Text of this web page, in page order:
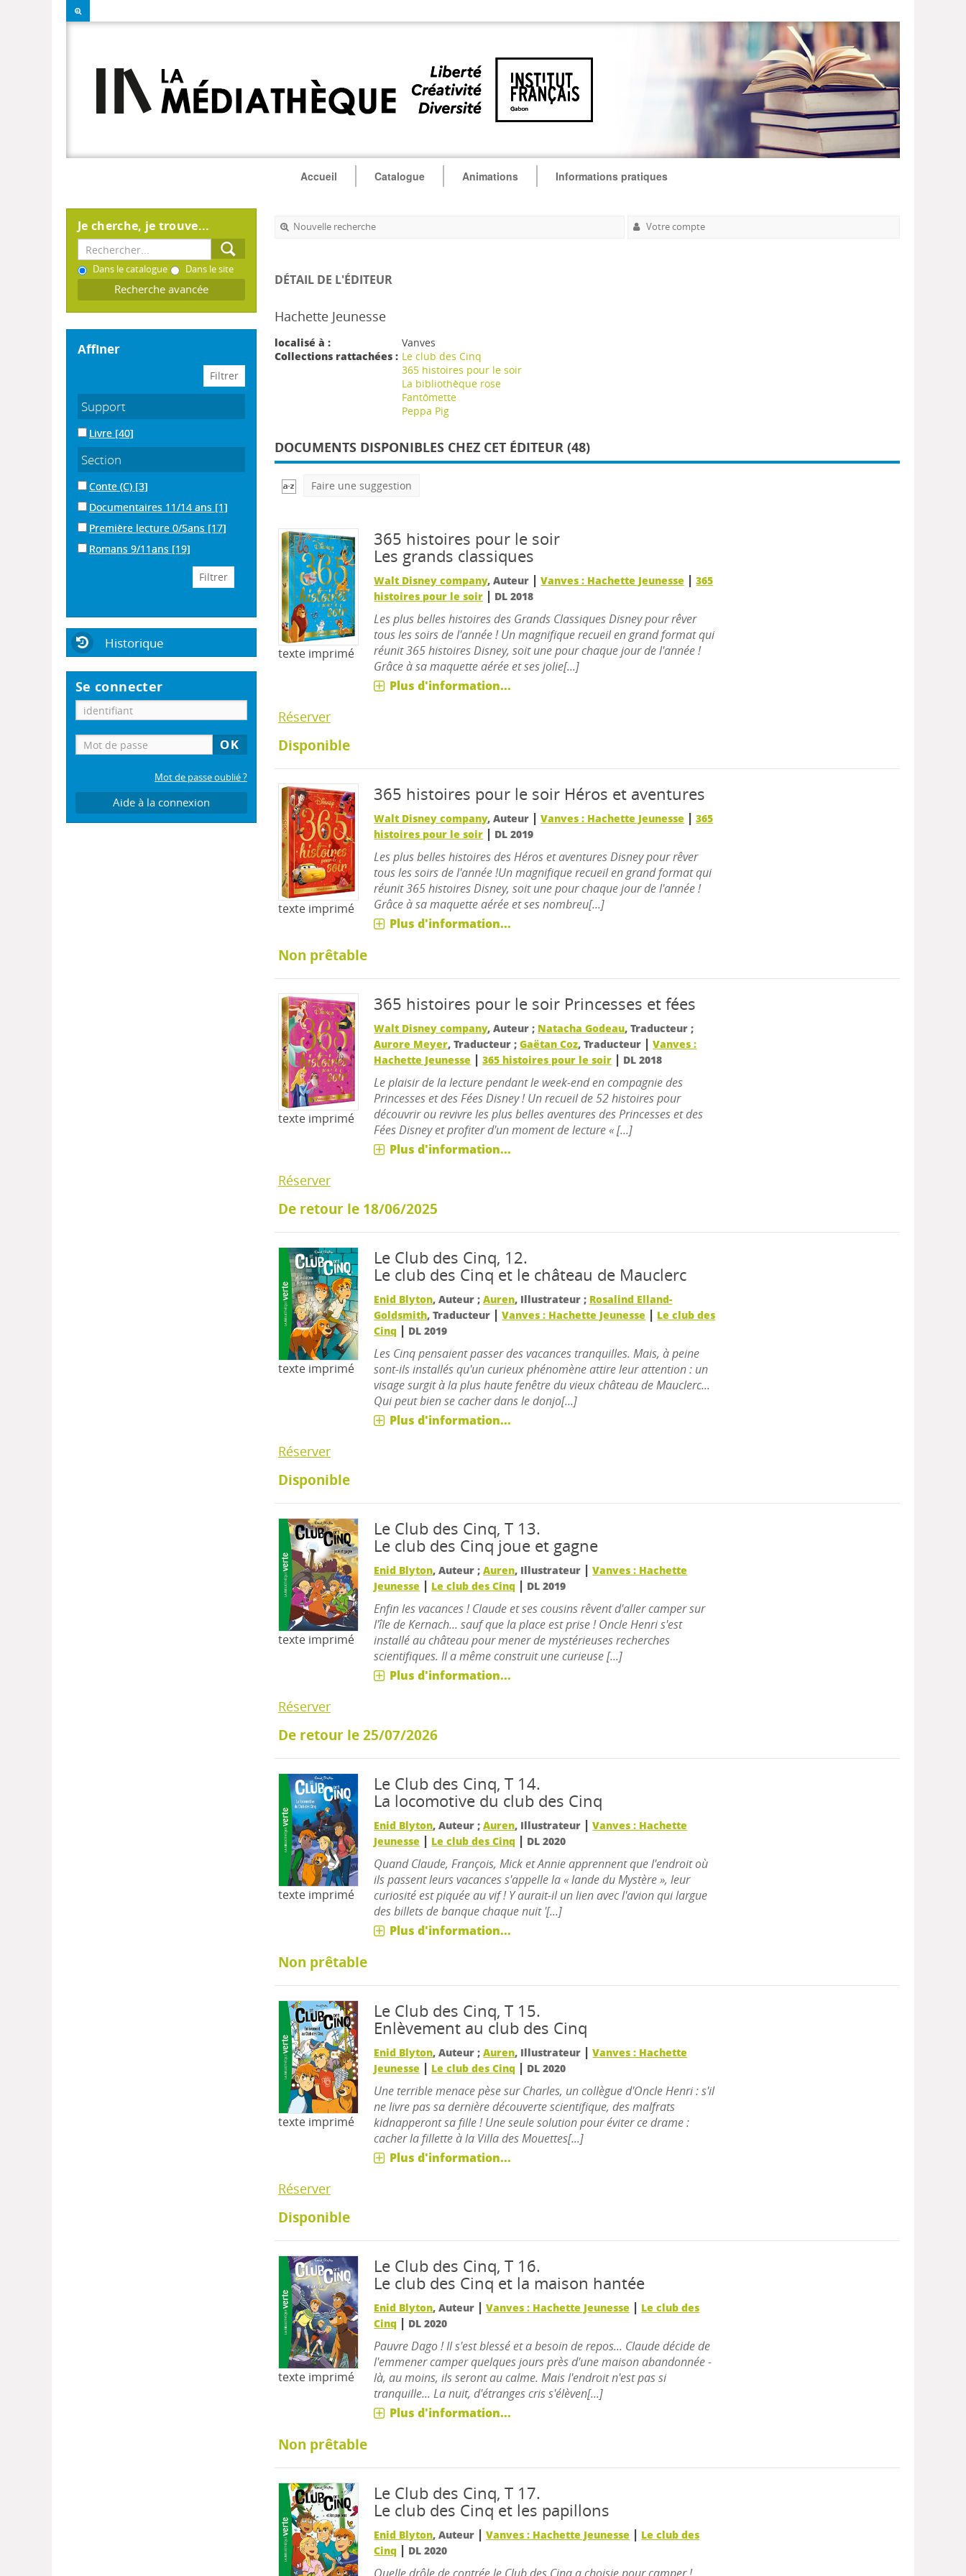
Accueil Catalogue Animations Informations pratiques
Je cherche, je trouve...
Dans le catalogue Dans le site
Recherche avancée
affiner
Support
Livre [40]
Section
Conte (C) [3]
Documentaires 11/14 ans [1]
Première lecture 0/5ans [17]
Romans 9/11ans [19]
Historique
Se connecter
Mot de passe oublié ?
Aide à la connexion
Nouvelle recherche Votre compte
DÉTAIL DE L'ÉDITEUR
Hachette Jeunesse
localisé à :
Vanves
Collections rattachées : Le club des Cinq
365 histoires pour le soir
La bibliothèque rose
Fantômette
Peppa Pig
DOCUMENTS DISPONIBLES CHEZ CET ÉDITEUR (48)
Faire une suggestion
texte imprimé
365 histoires pour le soir
Les grands classiques
Walt Disney company, Auteur |Vanves : Hachette Jeunesse |365
histoires pour le soir | DL 2018
Les plus belles histoires des Grands Classiques Disney pour rêver
tous les soirs de l'année ! Un magnifique recueil en grand format qui
réunit 365 histoires Disney, soit une pour chaque jour de l'année !
Grâce à sa maquette aérée et ses jolie[...]
Plus d'information...
Réserver
Disponible
texte imprimé
365 histoires pour le soir Héros et aventures
Walt Disney company, Auteur |Vanves : Hachette Jeunesse |365
histoires pour le soir | DL 2019
Les plus belles histoires des Héros et aventures Disney pour rêver
tous les soirs de l'année !Un magnifique recueil en grand format qui
réunit 365 histoires Disney, soit une pour chaque jour de l'année !
Grâce à sa maquette aérée et ses nombreu[...]
Plus d'information...
Non prêtable
texte imprimé
365 histoires pour le soir Princesses et fées
Walt Disney company, Auteur ; Natacha Godeau, Traducteur ;
Aurore Meyer, Traducteur ;Gaëtan Coz, Traducteur |Vanves :
Hachette Jeunesse |365 histoires pour le soir | DL 2018
Le plaisir de la lecture pendant le week-end en compagnie des
Princesses et des Fées Disney ! Un recueil de 52 histoires pour
découvrir ou revivre les plus belles aventures des Princesses et des
Fées Disney et profiter d'un moment de lecture « [...]
Plus d'information...
Réserver
De retour le 18/06/2025
texte imprimé
Le Club des Cinq, 12.
Le club des Cinq et le château de Mauclerc
Enid Blyton, Auteur ;Auren, Illustrateur ; Rosalind Elland-
Goldsmith, Traducteur |Vanves : Hachette Jeunesse | Le club des
Cinq | DL 2019
Les Cinq pensaient passer des vacances tranquilles. Mais, à peine
sont-ils installés qu'un curieux phénomène attire leur attention : un
visage surgit à la plus haute fenêtre du vieux château de Mauclerc...
Qui peut bien se cacher dans le donjo[...]
Plus d'information...
Réserver
Disponible
texte imprimé
Le Club des Cinq, T 13.
Le club des Cinq joue et gagne
Enid Blyton, Auteur ;Auren, Illustrateur |Vanves : Hachette
Jeunesse | Le club des Cinq | DL 2019
Enfin les vacances ! Claude et ses cousins rêvent d'aller camper sur
l'île de Kernach... sauf que la place est prise ! Oncle Henri s'est
installé au château pour mener de mystérieuses recherches
scientifiques. Il a même construit une curieuse [...]
Plus d'information...
Réserver
De retour le 25/07/2026
texte imprimé
Le Club des Cinq, T 14.
La locomotive du club des Cinq
Enid Blyton, Auteur ;Auren, Illustrateur |Vanves : Hachette
Jeunesse | Le club des Cinq | DL 2020
Quand Claude, François, Mick et Annie apprennent que l'endroit où
ils passent leurs vacances s'appelle la « lande du Mystère », leur
curiosité est piquée au vif ! Y aurait-il un lien avec l'avion qui largue
des billets de banque chaque nuit '[...]
Plus d'information...
Non prêtable
texte imprimé
Le Club des Cinq, T 15.
Enlèvement au club des Cinq
Enid Blyton, Auteur ;Auren, Illustrateur |Vanves : Hachette
Jeunesse | Le club des Cinq | DL 2020
Une terrible menace pèse sur Charles, un collègue d'Oncle Henri : s'il
ne livre pas sa dernière découverte scientifique, des malfrats
kidnapperont sa fille ! Une seule solution pour éviter ce drame :
cacher la fillette à la Villa des Mouettes[...]
Plus d'information...
Réserver
Disponible
texte imprimé
Le Club des Cinq, T 16.
Le club des Cinq et la maison hantée
Enid Blyton, Auteur |Vanves : Hachette Jeunesse | Le club des
Cinq | DL 2020
Pauvre Dago ! Il s'est blessé et a besoin de repos... Claude décide de
l'emmener camper quelques jours près d'une maison abandonnée -
là, au moins, ils seront au calme. Mais l'endroit n'est pas si
tranquille... La nuit, d'étranges cris s'élèven[...]
Plus d'information...
Non prêtable
Le Club des Cinq, T 17.
Le club des Cinq et les papillons
Enid Blyton, Auteur |Vanves : Hachette Jeunesse | Le club des
Cinq | DL 2020